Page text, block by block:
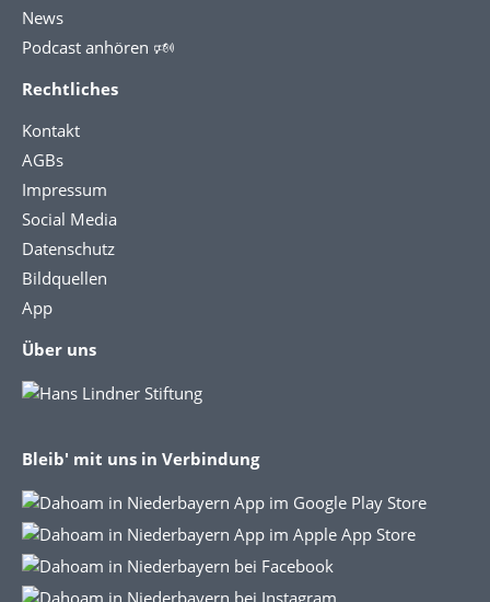
News
Podcast anhören 🕬
Rechtliches
Kontakt
AGBs
Impressum
Social Media
Datenschutz
Bildquellen
App
Über uns
Bleib' mit uns in Verbindung